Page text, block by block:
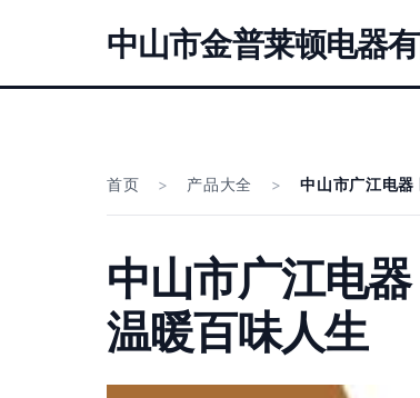
中山市金普莱顿电器
首页 > 产品大全 > 中山市广江电器
中山市广江电
温暖百味人生